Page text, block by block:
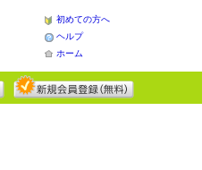
初めての方へ
ヘルプ
ホーム